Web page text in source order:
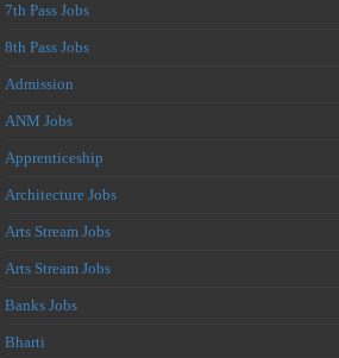
7th Pass Jobs
8th Pass Jobs
Admission
ANM Jobs
Apprenticeship
Architecture Jobs
Arts Stream Jobs
Arts Stream Jobs
Banks Jobs
Bharti